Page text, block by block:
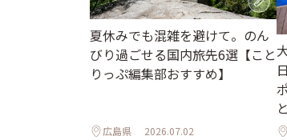
夏休みでも混雑を避けて。のん
びり過ごせる国内旅先6選【こと
りっぷ編集部おすすめ】
広島県 2026.07.02